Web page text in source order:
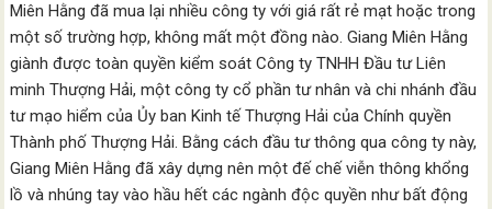
Miên Hằng đã mua lại nhiều công ty với giá rất rẻ mạt hoặc trong
một số trường hợp, không mất một đồng nào. Giang Miên Hằng
giành được toàn quyền kiểm soát Công ty TNHH Đầu tư Liên
minh Thượng Hải, một công ty cổ phần tư nhân và chi nhánh đầu
tư mạo hiểm của Ủy ban Kinh tế Thượng Hải của Chính quyền
Thành phố Thượng Hải. Bằng cách đầu tư thông qua công ty này,
Giang Miên Hằng đã xây dựng nên một đế chế viễn thông khổng
lồ và nhúng tay vào hầu hết các ngành độc quyền như bất động